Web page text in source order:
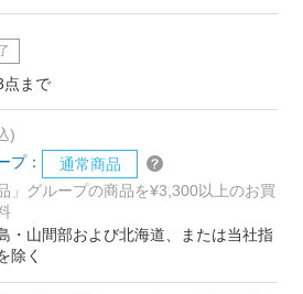
点まで
)
プ：
通常商品
」グループの商品を¥3,300以上のお買
・山間部および北海道、または当社指
除く